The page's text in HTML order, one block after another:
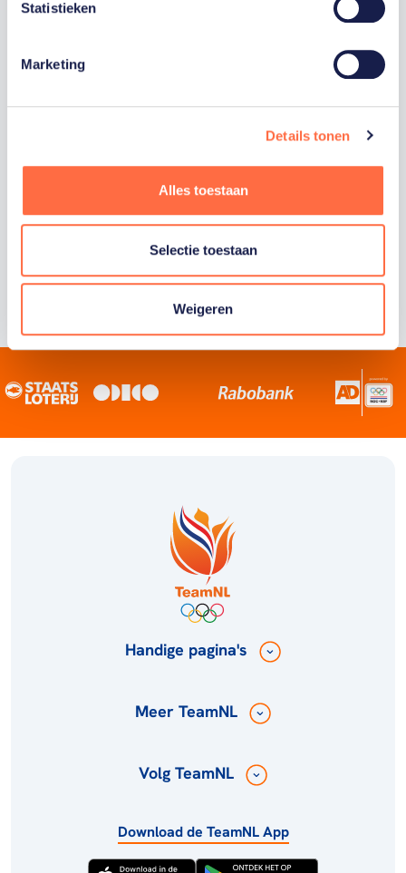
Statistieken
Marketing
Details tonen
Alles toestaan
Selectie toestaan
Weigeren
Trotse hoofdsponsor
Staatsloterij is trotse hoofdsponsor van
sportiefste land van de wereld maken.
Handige pagina's
Meer TeamNL
Volg TeamNL
Download de TeamNL App